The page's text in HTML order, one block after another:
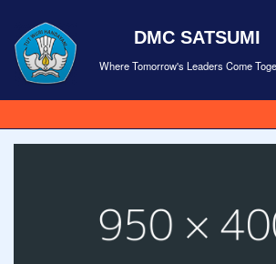
DMC SATSUMI
Where Tomorrow's Leaders Come